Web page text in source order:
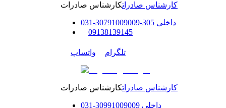
کارشناس صادراتکارشناس صادرات
داخلی 305-307
91009009
-
031
09138139145
تلگرام واتساپ
کارشناس صادراتکارشناس صادرات
داخلی 30991009009
-
031